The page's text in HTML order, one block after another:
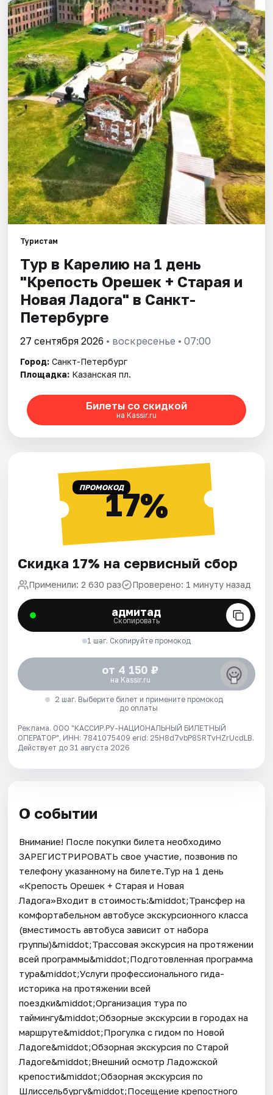
Города
Площадки
Артисты
Рейтинги
Туристам
Тур в Карелию на 1 день
"Крепость Орешек + Старая и
Новая Ладога" в Санкт-
Петербурге
27 сентября 2026 • воскресенье • 07:00
Город: Санкт-Петербург
Площадка: Казанская пл.
Билеты со скидкой
на Kassir.ru
ПРОМОКОД17%
Скидка 17% на сервисный сбор
Применили: 2 630 раз Проверено: 1 минуту назад
адмитад
Скопировать
1 шаг. Скопируйте промокод
от 4 150 ₽
на Kassir.ru
2 шаг. Выберите билет и примените промокод
до оплаты
Реклама. ООО "КАССИР.РУ-НАЦИОНАЛЬНЫЙ БИЛЕТНЫЙ
ОПЕРАТОР", ИНН: 7841075409 erid: 25H8d7vbP8SRTvHZrUcdLB.
Действует до 31 августа 2026
О событии
Внимание! После покупки билета необходимо
ЗАРЕГИСТРИРОВАТЬ свое участие, позвонив по
телефону указанному на билете.Тур на 1 день
«Крепость Орешек + Старая и Новая
Ладога»Входит в стоимость:&middot;Трансфер на
комфортабельном автобусе экскурсионного класса
(вместимость автобуса зависит от набора
группы)&middot;Трассовая экскурсия на протяжении
всей программы&middot;Подготовленная программа
тура&middot;Услуги профессионального гида-
историка на протяжении всей
поездки&middot;Организация тура по
таймингу&middot;Обзорные экскурсии в городах на
маршруте&middot;Прогулка с гидом по Новой
Ладоге&middot;Обзорная экскурсия по Старой
Ладоге&middot;Внешний осмотр Ладожской
крепости&middot;Обзорная экскурсия по
Шлиссельбургу&middot;Посещение крепостного